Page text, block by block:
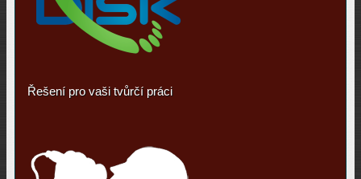
Řešení pro vaši tvůrčí práci